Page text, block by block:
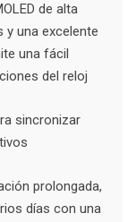
de alta
una excelente
una fácil
del reloj
sincronizar
prolongada,
días con una